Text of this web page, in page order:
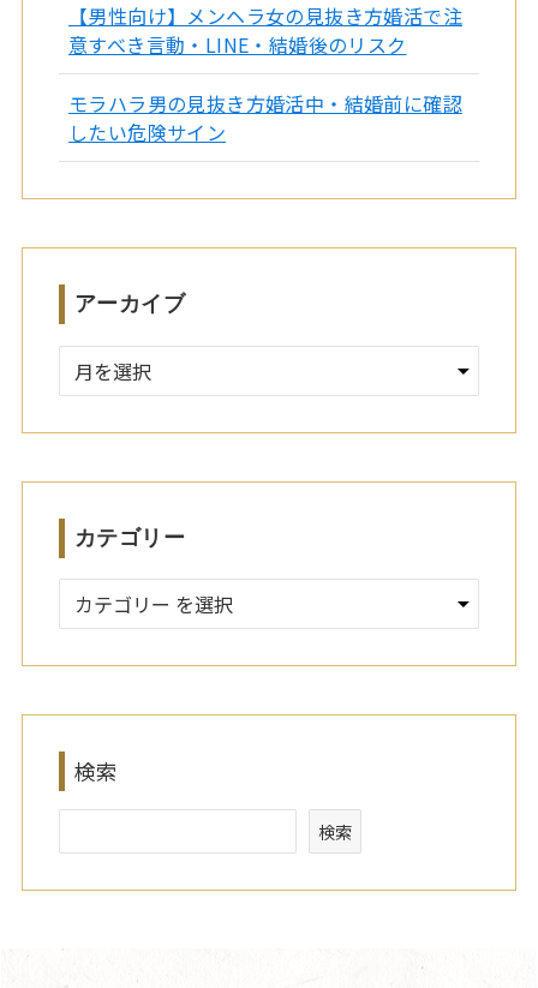
【男性向け】メンヘラ女の見抜き方婚活で注
意すべき言動・LINE・結婚後のリスク
モラハラ男の見抜き方婚活中・結婚前に確認
したい危険サイン
アーカイブ
ー
カテゴリー
検索
検索